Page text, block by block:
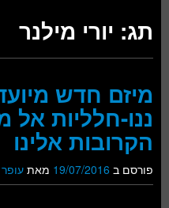
אודות
כימיה
פיזיקה
חברה
תג: יורי מילנר
מיזם חדש
ננו-חלליות אל
הקרובות אלינו
פורסם ב 19/07/2016 מאת עופר